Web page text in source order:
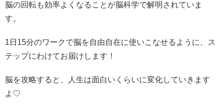
脳の回転も効率よくなることが脳科学で解明されていま
す。
1日15分のワークで脳を自由自在に使いこなせるように、
ス
テップにわけてお届けします！
脳を攻略すると、
人生は面白いくらいに変化していきます
よ♡